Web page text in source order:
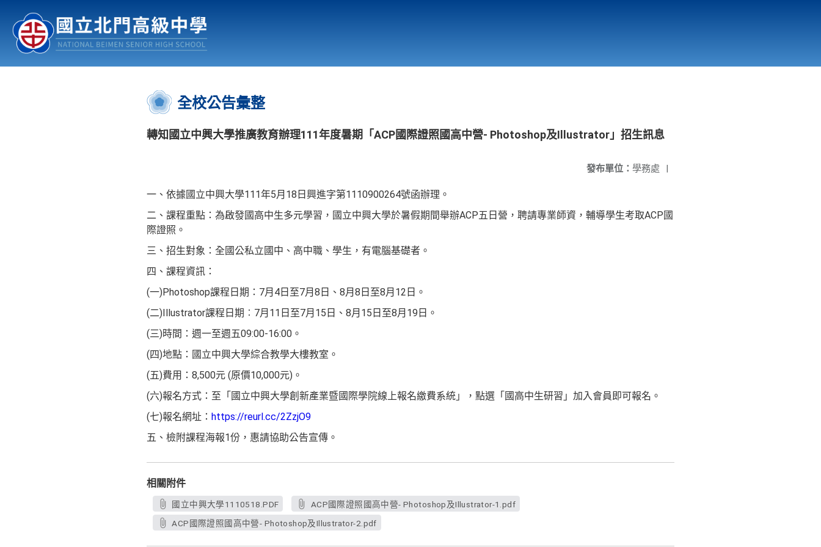
認識北中 行事曆
:::
全校公告彙整
轉知國立中興大學推廣教育辦理111年度暑期「ACP國際證照國高中營- Photoshop及Illustrator」招生訊息
發布單位： 學務處 |
一、依據國立中興大學111年5月18日興進字第1110900264號函辦理。
二、課程重點：為啟發國高中生多元學習，國立中興大學於暑假期間舉辦ACP五日營，聘請專業師資，輔導學生考取ACP國
際證照。
三、招生對象：全國公私立國中、高中職、學生，有電腦基礎者。
四、課程資訊：
(一)Photoshop課程日期：7月4日至7月8日、8月8日至8月12日。
(二)Illustrator課程日期︰7月11日至7月15日、8月15日至8月19日。
(三)時間：週一至週五09:00-16:00。
(四)地點：國立中興大學綜合教學大樓教室。
(五)費用：8,500元 (原價10,000元)。
(六)報名方式：至「國立中興大學創新產業暨國際學院線上報名繳費系統」，點選「國高中生研習」加入會員即可報名。
(七)報名網址： https://reurl.cc/2ZzjO9
五、檢附課程海報1份，惠請協助公告宣傳。
相關附件
國立中興大學1110518.PDF
ACP國際證照國高中營- Photoshop及Illustrator-1.pdf
ACP國際證照國高中營- Photoshop及Illustrator-2.pdf